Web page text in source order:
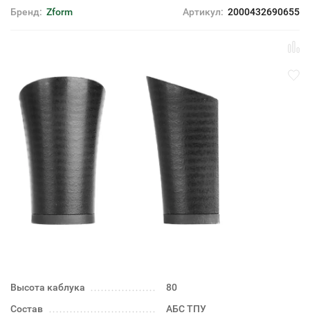
Бренд: Zform Артикул: 2000432690655
Высота каблука
80
Состав
АБС ТПУ